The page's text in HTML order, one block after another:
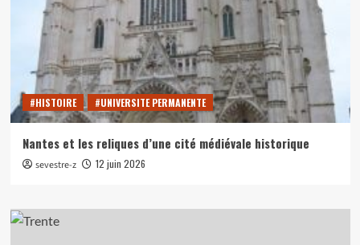
#HISTOIRE #UNIVERSITE PERMANENTE
Nantes et les reliques d’une cité médiévale historique
sevestre-z 12 juin 2026